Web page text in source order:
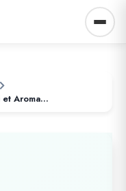
Explorez les Pratiques Douces : Reiki et Aromathérapie pour Apaiser Corps et Esprit